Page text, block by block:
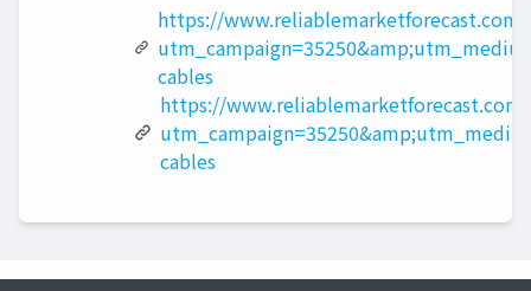
https://
cables
https://
cables